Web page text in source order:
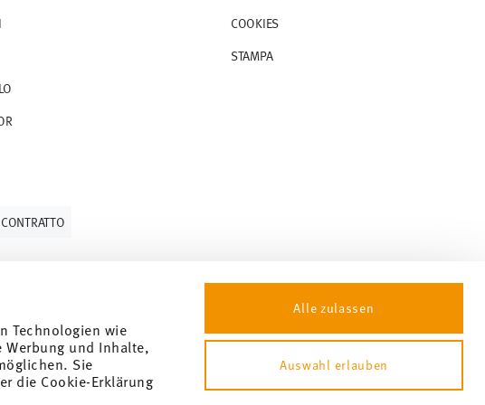
Technologien wie
und Inhalte,
Sie
die Cookie-Erklärung
Alle zulassen
Auswahl erlauben
COOKIES
STAMPA